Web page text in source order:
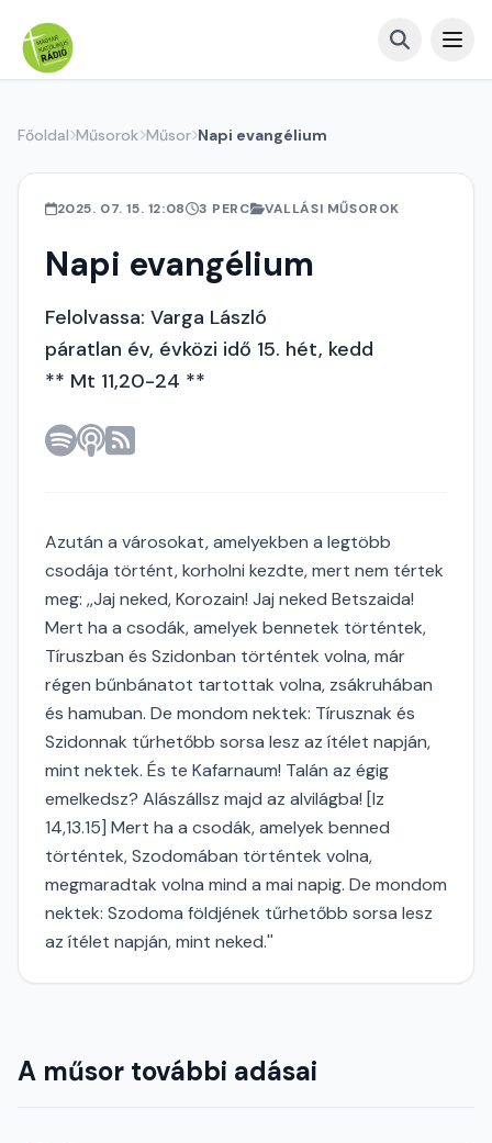
Főoldal Műsorok Műsor Napi evangélium
2025. 07. 15. 12:08 3 PERC VALLÁSI MŰSOROK
Napi evangélium
Felolvassa: Varga László
páratlan év, évközi idő 15. hét, kedd
** Mt 11,20-24 **
Azután a városokat, amelyekben a legtöbb
csodája történt, korholni kezdte, mert nem tértek
meg: ,,Jaj neked, Korozain! Jaj neked Betszaida!
Mert ha a csodák, amelyek bennetek történtek,
Tíruszban és Szidonban történtek volna, már
régen bűnbánatot tartottak volna, zsákruhában
és hamuban. De mondom nektek: Tírusznak és
Szidonnak tűrhetőbb sorsa lesz az ítélet napján,
mint nektek. És te Kafarnaum! Talán az égig
emelkedsz? Alászállsz majd az alvilágba! [Iz
14,13.15] Mert ha a csodák, amelyek benned
történtek, Szodomában történtek volna,
megmaradtak volna mind a mai napig. De mondom
nektek: Szodoma földjének tűrhetőbb sorsa lesz
az ítélet napján, mint neked.''
A műsor további adásai